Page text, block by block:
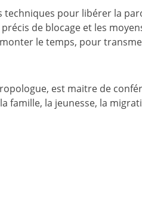
techniques pour libérer la
de blocage et les
le temps, pour
est maitre de
famille, la jeunesse, la